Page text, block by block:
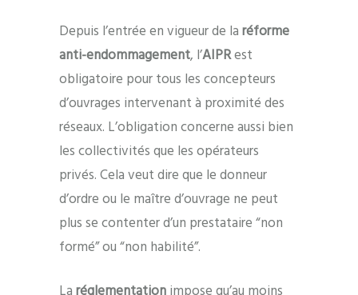
Depuis l’entrée en vigueur de laréforme
anti-endommagement, l’AIPRest
obligatoire pour tous les concepteurs
d’ouvrages intervenant à proximité des
réseaux. L’obligation concerne aussi bien
les collectivités que les opérateurs
privés. Cela veut dire que le donneur
d’ordre ou le maître d’ouvrage ne peut
plus se contenter d’un prestataire “non
formé” ou “non habilité”.